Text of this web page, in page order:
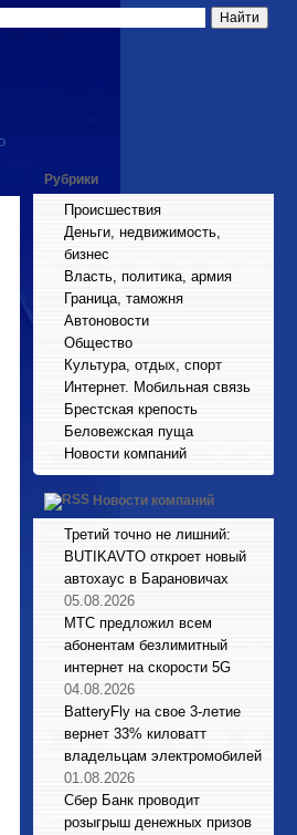
Рубрики
Происшествия
Деньги, недвижимость,
бизнес
Власть, политика, армия
Граница, таможня
Автоновости
Общество
Культура, отдых, спорт
Интернет. Мобильная связь
Брестская крепость
Беловежская пуща
Новости компаний
Новости компаний
Третий точно не лишний:
BUTIKAVTO откроет новый
автохаус в Барановичах
05.08.2026
МТС предложил всем
абонентам безлимитный
интернет на скорости 5G
04.08.2026
BatteryFly на свое 3-летие
вернет 33% киловатт
владельцам электромобилей
01.08.2026
Сбер Банк проводит
розыгрыш денежных призов